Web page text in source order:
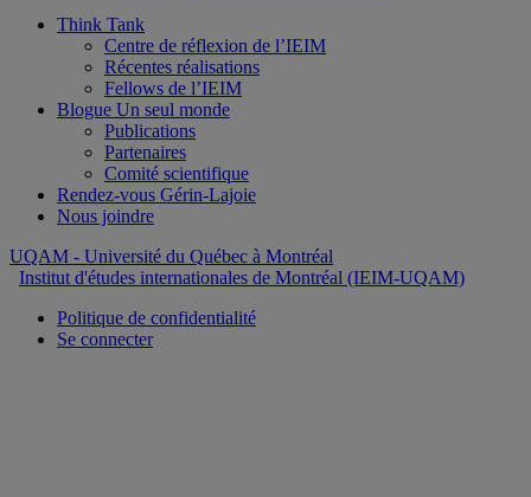
Think Tank
Centre de réflexion de l’IEIM
Récentes réalisations
Fellows de l’IEIM
Blogue Un seul monde
Publications
Partenaires
Comité scientifique
Rendez-vous Gérin-Lajoie
Nous joindre
UQAM - Université du Québec à Montréal
Institut d'études internationales de Montréal (IEIM-UQAM)
Politique de confidentialité
Se connecter